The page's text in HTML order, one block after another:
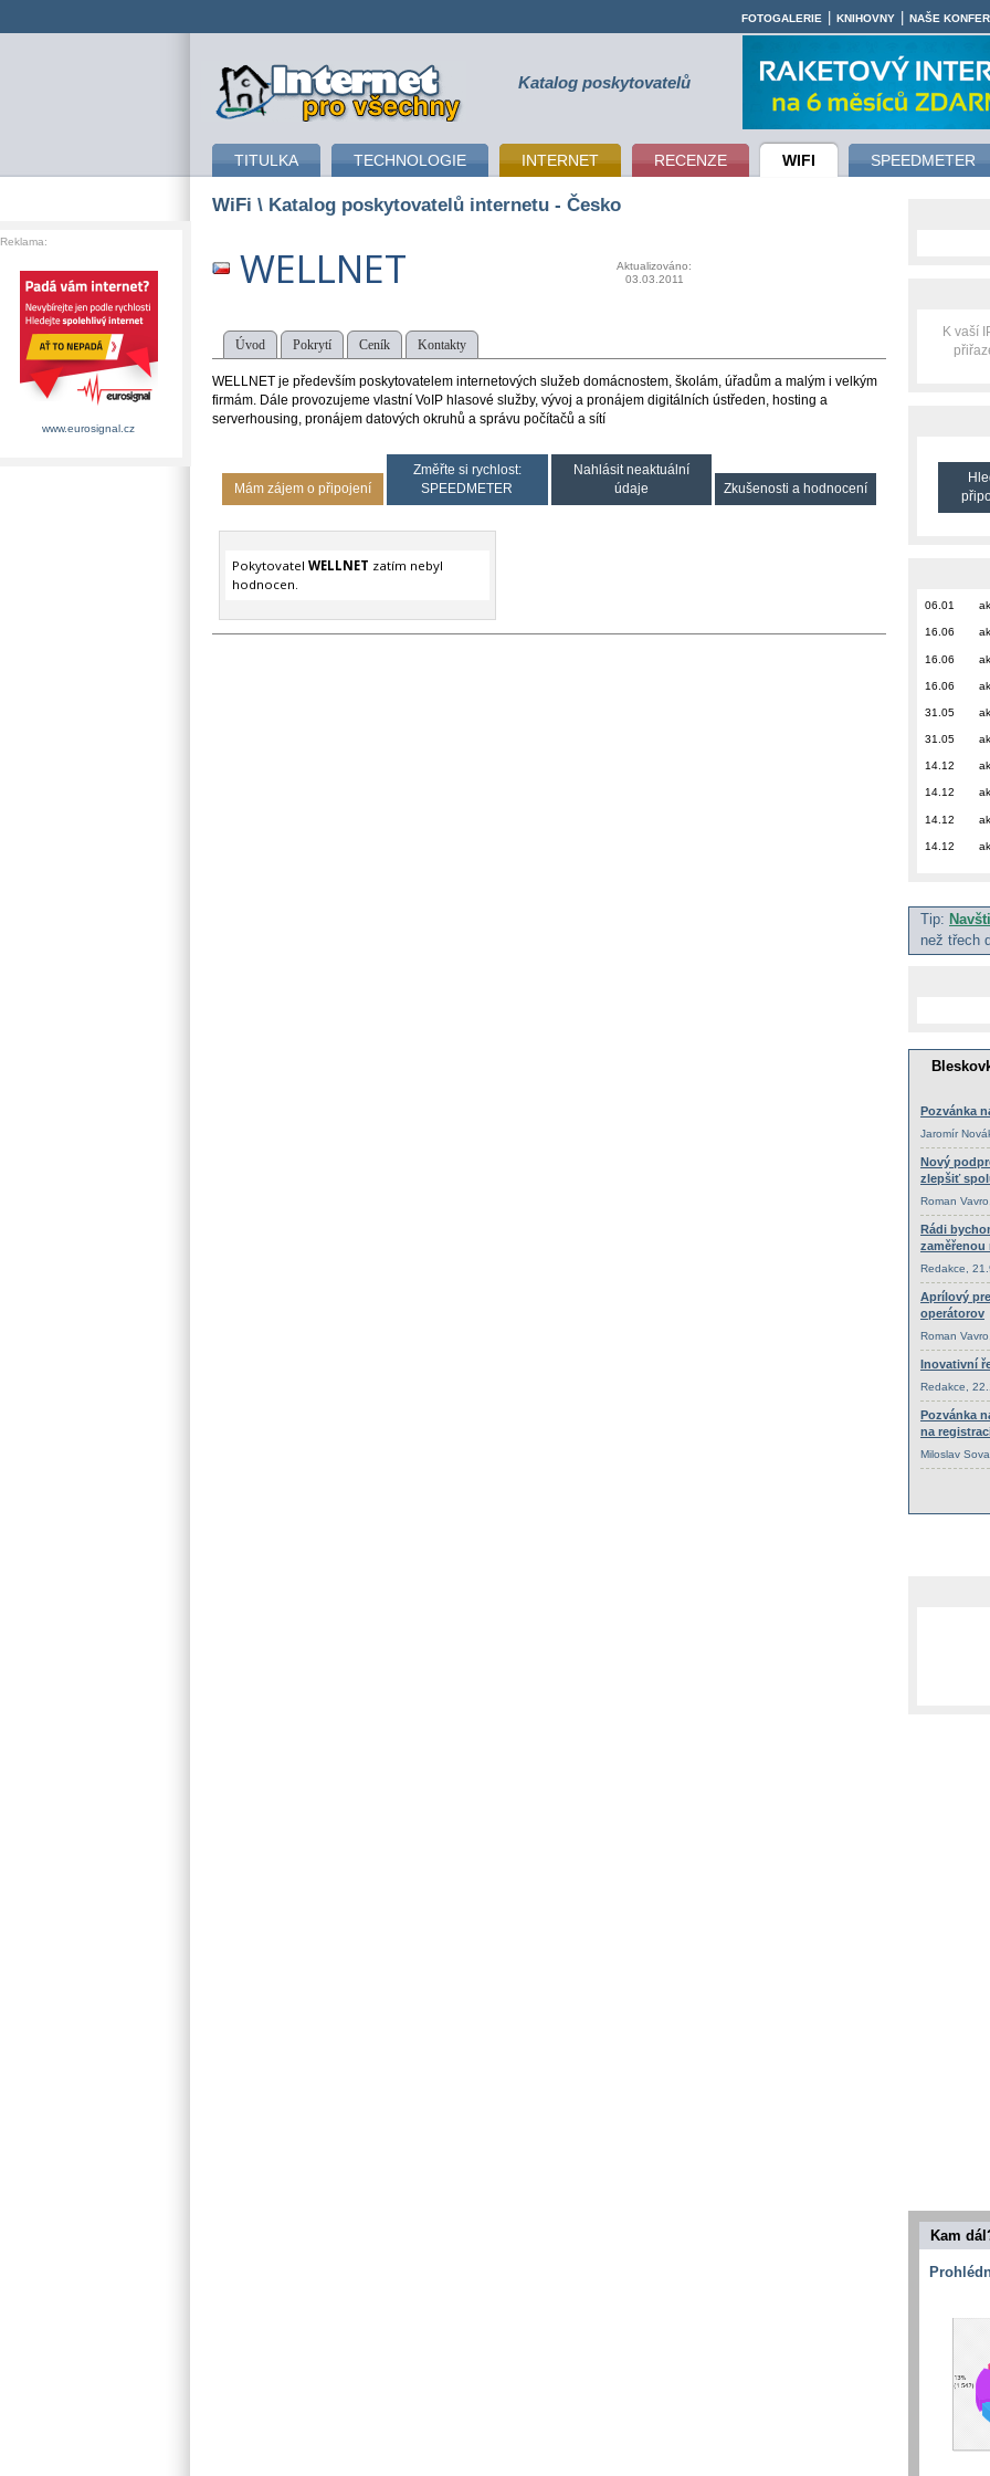
připojení k internetu Katalog poskytovatelů
TITULKA TECHNOLOGIE INTERNET RECENZE WIFI SPEEDMETER
FOTOGALERIE KNIHOVNY NAŠE
WiFi \ Katalog poskytovatelů internetu - Česko
WELLNET
Aktualizováno:
03.03.2011
Úvod Pokrytí Ceník Kontakty
WELLNET je především poskytovatelem internetových služeb domácnostem, školám, úřadům a malým i velkým
firmám. Dále provozujeme vlastní VoIP hlasové služby, vývoj a pronájem digitálních ústředen, hosting a
serverhousing, pronájem datových okruhů a správu počítačů a sítí
Mám zájem o připojení
Změřte si rychlost:
SPEEDMETER
Nahlásit neaktuální
údaje
Zkušenosti a hodnocení
Pokytovatel WELLNET zatím nebyl
hodnocen.
K vaší
06.01
16.06
16.06
16.06
31.05
31.05
14.12
14.12
14.12
14.12
Tip:
než třech
Kam
Reklama:
www.eurosignal.cz